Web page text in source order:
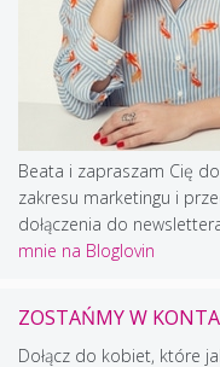
Beata i zapraszam Cię
zakresu marketingu i
dołączenia do
mnie na Bloglovin
ZOSTAŃMY W
Dołącz do kobiet, które